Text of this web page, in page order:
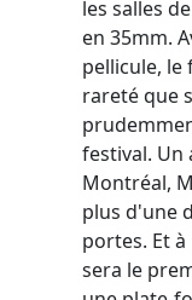
les salles
en 35mm.
pellicule,
rareté que
festival. Un
Montréal,
plus d'une
portes. Et
sera le